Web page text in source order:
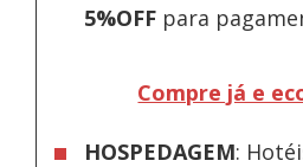
5%OFF para
Compre já e
HOSPEDAGEM: